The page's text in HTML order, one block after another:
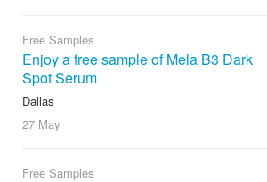
Free Samples
Enjoy a free sample of Mela B3 Dark
Spot Serum
Dallas
27 May
Free Samples